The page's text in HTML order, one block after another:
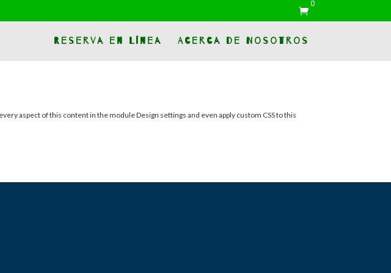

0
Reserva en Línea Acerca de Nosotros
aspect of this content in the module Design settings and even apply custom CSS to this